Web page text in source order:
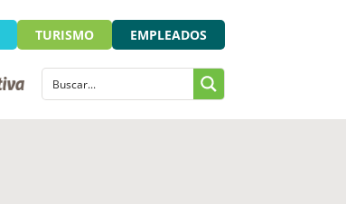
TURISMO EMPLEADOS